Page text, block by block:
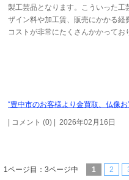
製工芸品となります。こういった工
ザイン料や加工賃、販売にかかる経
コストが非常にたくさんかかってお
“豊中市のお客様より金買取、仏像
| コメント (0) | 2026年02月16日
1ページ目：3ページ中 1 2